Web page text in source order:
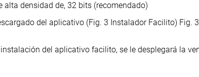
alta densidad de, 32 bits (recomendado)
del aplicativo (Fig. 3 Instalador Facilito) Fig.
del aplicativo facilito, se le desplegará la